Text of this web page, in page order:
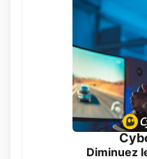
Diminuez